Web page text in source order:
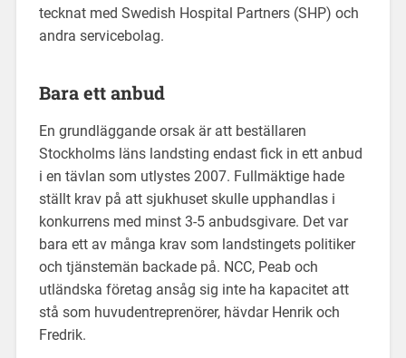
tecknat med Swedish Hospital Partners (SHP) och
andra servicebolag.
Bara ett anbud
En grundläggande orsak är att beställaren
Stockholms läns landsting endast fick in ett anbud
i en tävlan som utlystes 2007. Fullmäktige hade
ställt krav på att sjukhuset skulle upphandlas i
konkurrens med minst 3-5 anbudsgivare. Det var
bara ett av många krav som landstingets politiker
och tjänstemän backade på. NCC, Peab och
utländska företag ansåg sig inte ha kapacitet att
stå som huvudentreprenörer, hävdar Henrik och
Fredrik.